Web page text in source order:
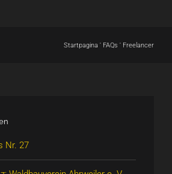
Startpagina ' FAQs ' Freelancer
Nr. 27